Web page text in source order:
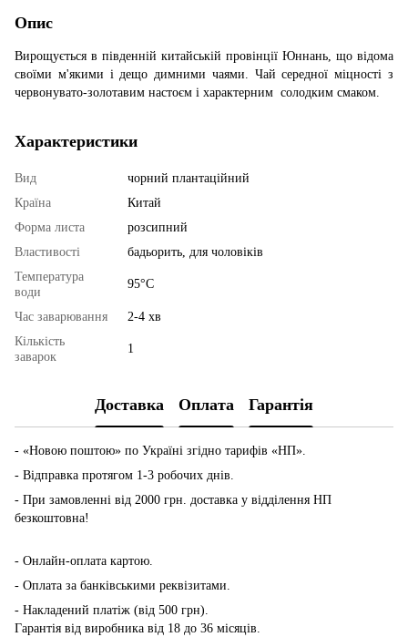
Опис
Вирощується в південній китайській провінції Юннань, що відома
своїми м'якими і дещо димними чаями. Чай середної міцності з
червонувато-золотавим настоєм і характерним солодким смаком.
Характеристики
Вид
чорний плантаційний
Країна
Китай
Форма листа
розсипний
Властивості
бадьорить, для чоловіків
Температура
води
95°С
Час заварювання
2-4 хв
Кількість
заварок
1
Доставка Оплата Гарантія
- «Новою поштою» по Україні згідно тарифів «НП».
- Відправка протягом 1-3 робочих днів.
- При замовленні від 2000 грн. доставка у відділення НП
безкоштовна!
- Онлайн-оплата картою.
- Оплата за банківськими реквізитами.
- Накладений платіж (від 500 грн).
Гарантія від виробника від 18 до 36 місяців.